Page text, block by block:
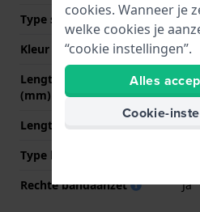
Type sluiting
Kleur sluiting
Lengte band op 12 uur
(mm)
90
Lengte band op 6 uur (mm)
Type bevestiging
Rechte bandaanzet
Ja
cookies. Wanneer je
welke cookies je
“cookie instellingen”.
Alles
Cookie-